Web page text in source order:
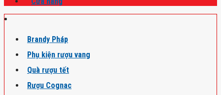
Brandy Pháp
Phụ kiện rượu vang
Quà rượu tết
Rượu Cognac